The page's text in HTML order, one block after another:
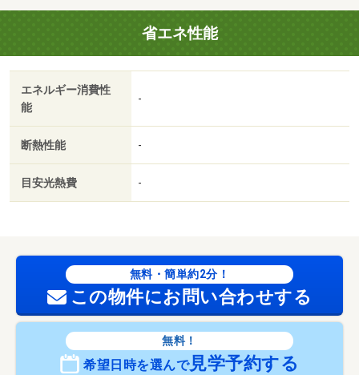
省エネ性能
エネルギー消費性
能
-
断熱性能 -
目安光熱費 -
無料・簡単約2分！
この物件にお問い合わせする
無料！
希望日時を選んで見学予約する